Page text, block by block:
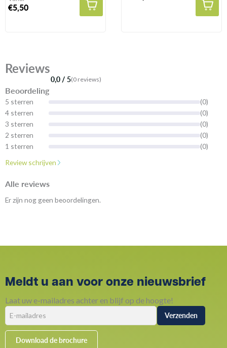
€5,50
Reviews
0,0 / 5(0 reviews)
Beoordeling
5 sterren
(0)
4 sterren
(0)
3 sterren
(0)
2 sterren
(0)
1 sterren
(0)
Review schrijven
Alle reviews
Er zijn nog geen beoordelingen.
Meldt u aan voor onze nieuwsbrief
Laat uw e-mailadres achter en blijf op de hoogte!
Download de brochure